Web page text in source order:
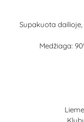
Supakuota
Medžiaga: